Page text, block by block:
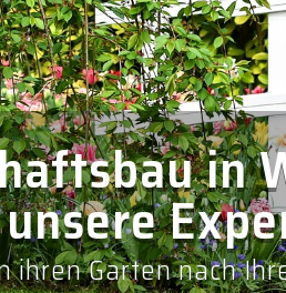
in
ihren Garten nach